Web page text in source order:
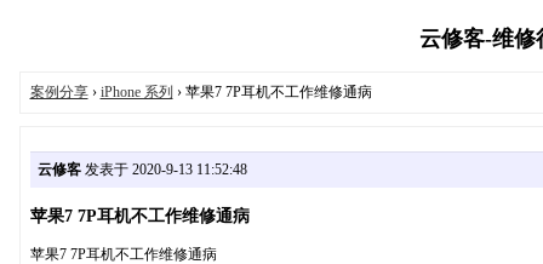
云修客-维修
案例分享› iPhone 系列 › 苹果7 7P耳机不工作维修通病
云修客发表于 2020-9-13 11:52:48
苹果7 7P耳机不工作维修通病
苹果7 7P耳机不工作维修通病